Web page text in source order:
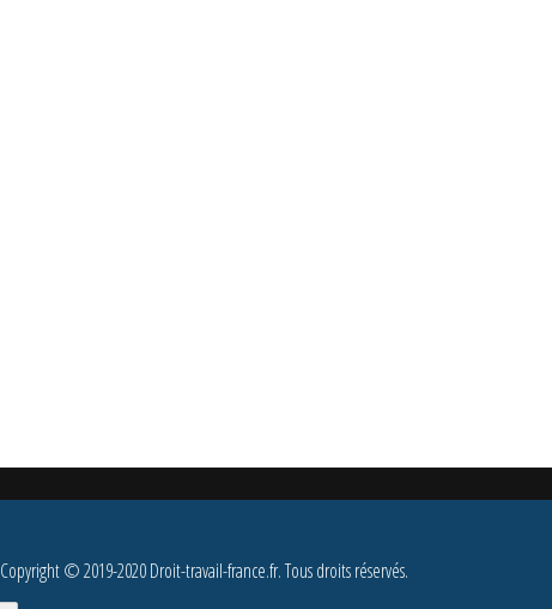
Copyright © 2019-2020 Droit-travail-france.fr. Tous droits réservés.